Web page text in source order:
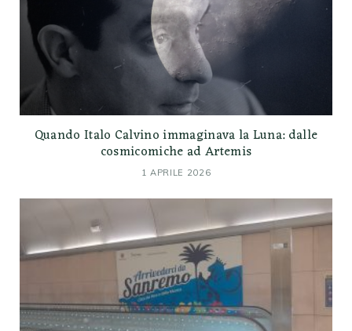
Quando Italo Calvino immaginava la Luna: dalle
cosmicomiche ad Artemis
1 APRILE 2026